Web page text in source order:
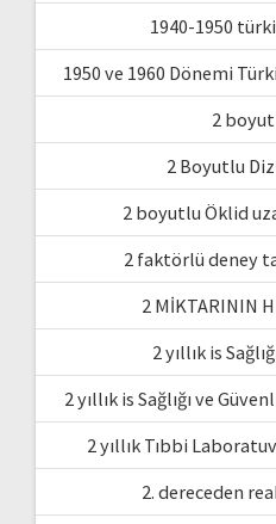
1940-1950
1950 ve 1960 Dönemi
2
2 Boyutlu
2 boyutlu Öklid
2 faktörlü deney
2 MİKTARININ
2 yıllık is
2 yıllık is Sağlığı ve
2 yıllık Tıbbi
2. dereceden